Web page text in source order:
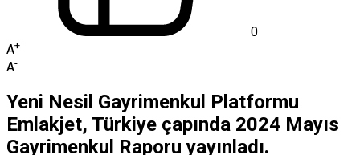
0
A+
A-
Yeni Nesil Gayrimenkul Platformu
Emlakjet, Türkiye çapında 2024 Mayıs
Gayrimenkul Raporu yayınladı.